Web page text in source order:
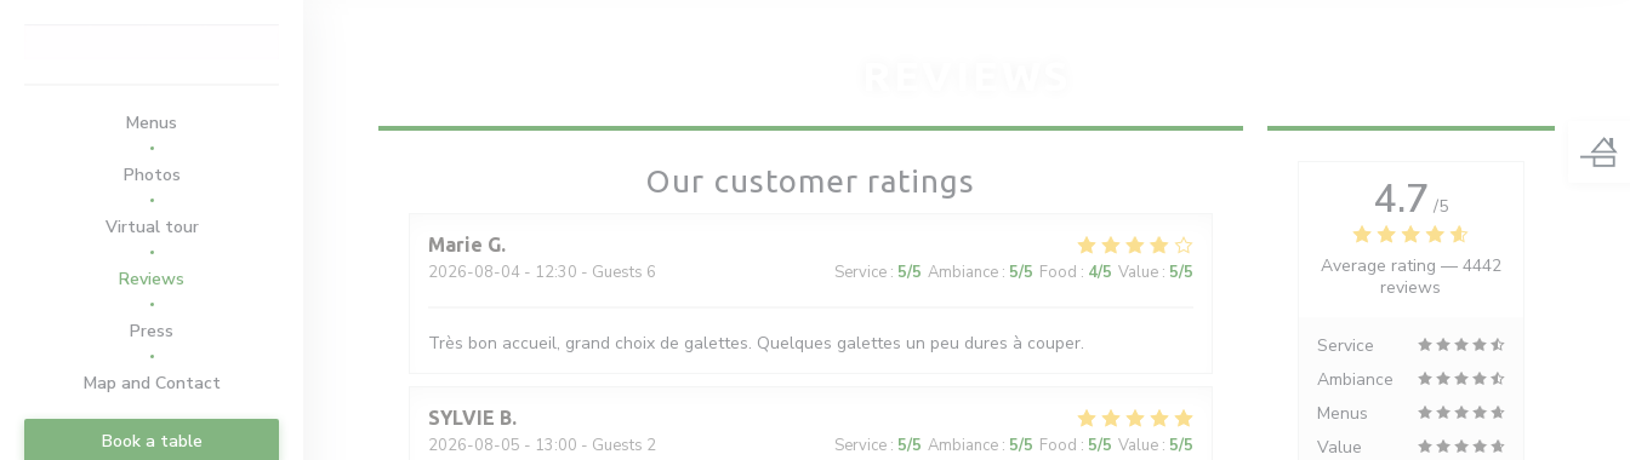
Menus
Photos
Virtual tour
Reviews
Press
Map and Contact
Book a table
Our customer ratings
Marie G
2026-08-04 - 12:30 - Guests 6 Service: 5/5 Ambiance: 5/5 Food : 4/5 Value: 5/5
Très bon accueil, grand choix de galettes. Quelques galettes un peu dures à couper.
SYLVIE B
2026-08-05 - 13:00 - Guests 2 Service: 5/5 Ambiance: 5/5 Food : 5/5 Value: 5/5
4.7 /5
Average rating — 4442
reviews
Service
Ambiance
Menus
Value